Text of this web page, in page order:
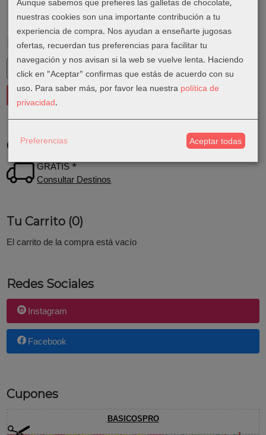
Marcas
Costes de Envío
GRATIS *
Consultar Destinos
Tu Carrito (0)
El carrito de la compra está vacío
Redes Sociales
Instagram
Facebook
Cupones
BASICOSPRO
Aunque sabemos que prefieres las galletas de chocolate,
nuestras cookies son una importante contribución a tu
experiencia de compra. Nos ayudan a enseñarte jugosas
ofertas, recuerdan tus preferencias para facilitar tu
navegación y nos avisan si la web se vuelve lenta. Haciendo
click en "Aceptar" confirmas que estás de acuerdo con su
uso. Para saber más, por favor lea nuestra política de
privacidad.
Preferencias Aceptar todas